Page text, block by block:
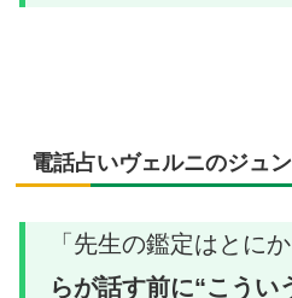
電話占いヴェルニのジュ
「先生の鑑定はとに
らが話す前に“こうい